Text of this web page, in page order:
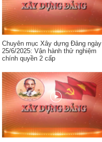
Chuyên mục Xây dựng Đảng ngày
25/6/2025: Vận hành thử nghiệm
chính quyền 2 cấp